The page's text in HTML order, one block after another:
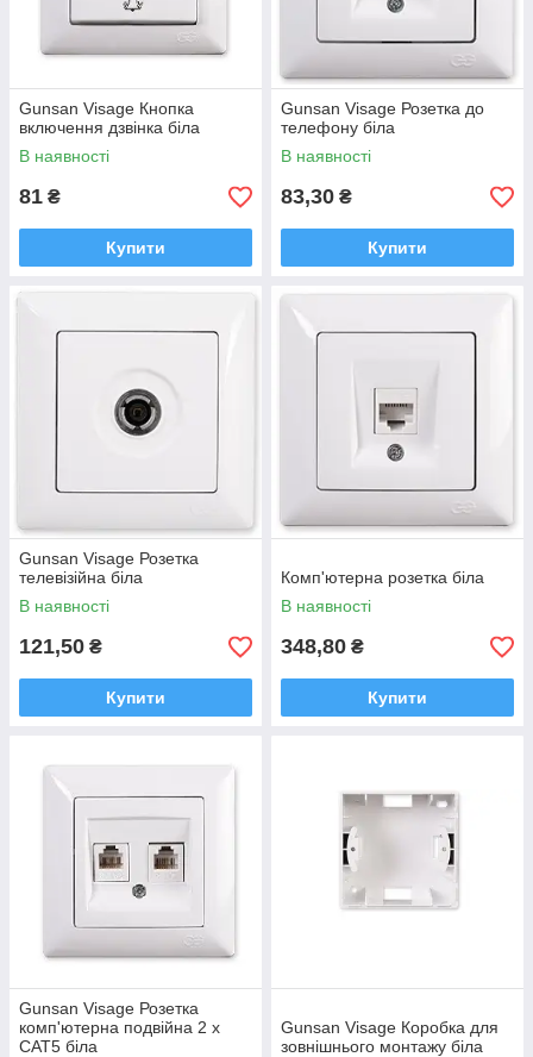
Gunsan Visage Кнопка
включення дзвінка біла
В наявності
81 ₴
Купити
Gunsan Visage Розетка до
телефону біла
В наявності
83,30 ₴
Купити
Gunsan Visage Розетка
телевізійна біла
В наявності
121,50 ₴
Купити
Комп'ютерна розетка біла
В наявності
348,80 ₴
Купити
Gunsan Visage Розетка
комп'ютерна подвійна 2 x
CAT5 біла
Gunsan Visage Коробка для
зовнішнього монтажу біла